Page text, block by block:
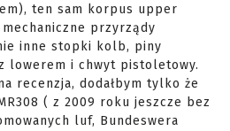
ten sam korpus upper
przyrządy
inne stopki kolb, piny
lowerem i chwyt pistoletowy.
recenzja, dodałbym tylko że
( z 2009 roku jeszcze bez
luf, Bundeswera